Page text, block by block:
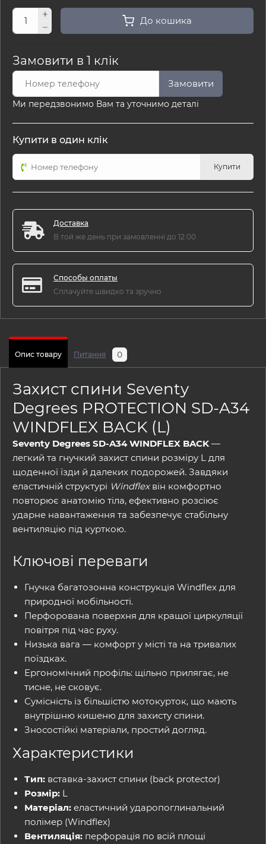
До кошика
Замовити в 1 клік
Замовити
Ми передзвонимо Вам та уточнимо деталі
Купити в один клік
Купити
Доставка
В той же день при замовленні до 12:00
Способы оплаты
Сплачуйте швидко та зручно
Опис товару Питання 0
Захист спини Seventy
Degrees PROTECTION SD-A34
WINDFLEX BACK (L)
Seventy Degrees SD-A34 WINDFLEX BACK —
легкий та гнучкий захист спини розміру L для
щоденної їзди й далеких подорожей. Завдяки
еластичній структурі Windflexвін комфортно
повторює анатомію тіла, ефективно розсіює
ударне навантаження та забезпечує стабільну
вентиляцію під курткою.
Ключові переваги
Гнучка багатозонна конструкція Windflex для
природної мобільності.
Перфорована поверхня для кращої циркуляції
повітря під час руху.
Низька вага — комфорт у місті та на тривалих
поїздках.
Ергономічний профіль: щільно прилягає, не
тисне, не сковує.
Сумісність із більшістю мотокурток, що мають
внутрішню кишеню для захисту спини.
Зносостійкі матеріали, простий догляд.
Характеристики
Тип: вставка-захист спини (back protector)
Розмір: L
Матеріал: еластичний ударопоглинальний
полімер (Windflex)
Вентиляція: перфорація по всій площі